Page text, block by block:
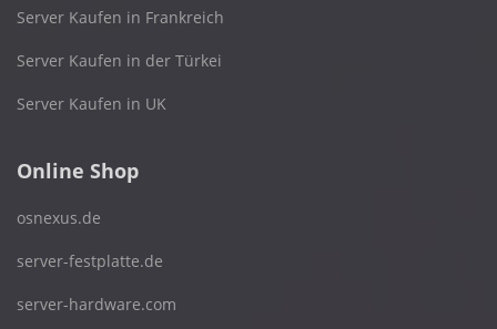
Server Kaufen in Frankreich
Server Kaufen in der Türkei
Server Kaufen in UK
Online Shop
osnexus.de
server-festplatte.de
server-hardware.com